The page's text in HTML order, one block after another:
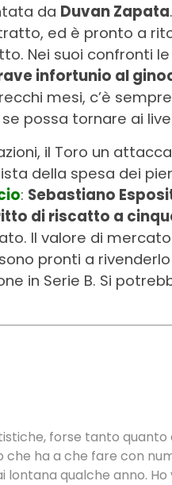
da Duvan Zapata
ed è pronto a
Nei suoi confronti
infortunio al
mesi, c’è
possa tornare ai
il Toro un
della spesa dei
: Sebastiano
di riscatto a
Il valore di
pronti a
in Serie B. Si
forse tanto
ha a che fare con
qualche anno.